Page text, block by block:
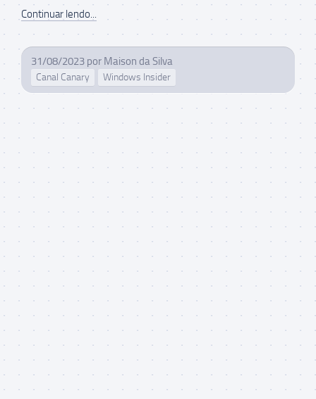
Continuar lendo...
31/08/2023 por Maison da Silva
Canal Canary Windows Insider